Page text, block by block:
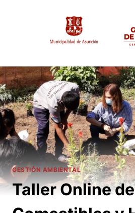
GESTIÓN AMBIENTAL
Taller Online